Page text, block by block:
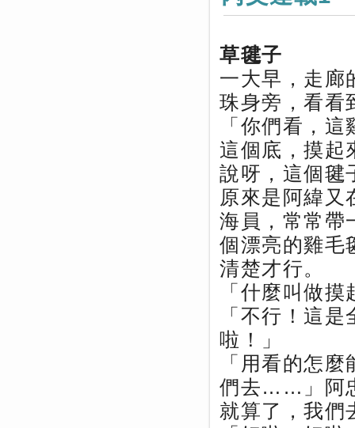
草毽子
一大早，走廊
珠身旁，看看
「你們看，
這個底，摸起
說呀，這個
原來是阿緯又
海員，常常帶
個漂亮的雞毛
清楚才行。
「什麼叫做
「不行！這
啦！」
「用看的怎
們去……」阿
就算了，我們